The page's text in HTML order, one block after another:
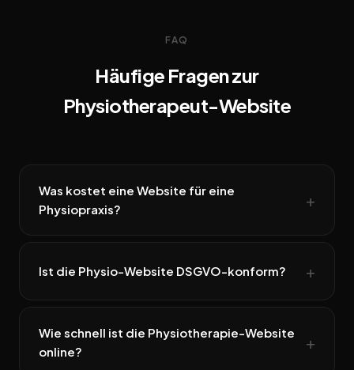
FAQ
Häufige Fragen zur
Physiotherapeut-Website
Was kostet eine Website für eine
Physiopraxis?
Ist die Physio-Website DSGVO-konform?
Wie schnell ist die Physiotherapie-Website
online?